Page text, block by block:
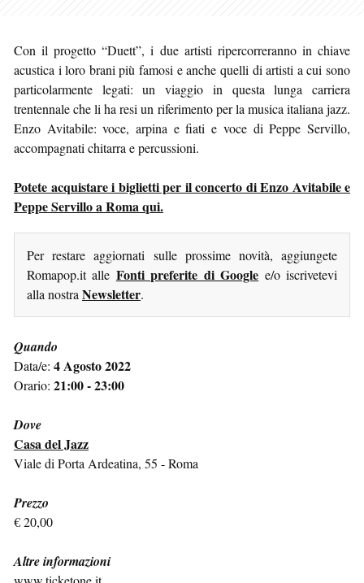
Con il progetto “Duett”, i due artisti ripercorreranno in chiave
acustica i loro brani più famosi e anche quelli di artisti a cui sono
particolarmente legati: un viaggio in questa lunga carriera
trentennale che li ha resi un riferimento per la musica italiana jazz.
Enzo Avitabile: voce, arpina e fiati e voce di Peppe Servillo,
accompagnati chitarra e percussioni.
Potete acquistare i biglietti per il concerto di Enzo Avitabile e
Peppe Servillo a Roma qui.
Per restare aggiornati sulle prossime novità, aggiungete
Romapop.it alle Fonti preferite di Google e/o iscrivetevi
alla nostra Newsletter.
Quando
Data/e: 4 Agosto 2022
Orario: 21:00 - 23:00
Dove
Casa del Jazz
Viale di Porta Ardeatina, 55 - Roma
Prezzo
€ 20,00
Altre informazioni